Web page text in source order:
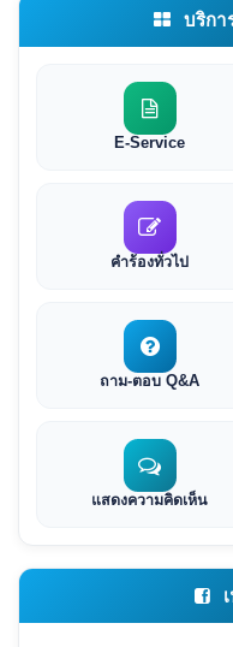
บริกา
E-Service
คำร้องทั่วไป
ถาม-ตอบ Q&A
แสดงความคิดเห็น